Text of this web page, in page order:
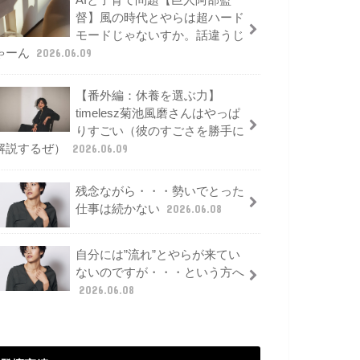
督】風の時代とやらは超ハード
モードじゃないすか。話違うじ
ーん
2026.06.09
【番外編：休養を選ぶ力】
timelesz菊池風磨さんはやっぱ
りすごい（彼のすごさを勝手に
説するぜ）
2026.06.09
残念ながら・・・勢いでとった
仕事は続かない
2026.06.08
自分には”流れ”とやらが来てい
ないのですが・・・という方へ
2026.06.08